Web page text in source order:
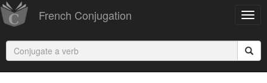
French Conjugation